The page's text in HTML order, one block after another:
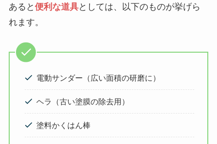
あると 便利な道具としては、以下のものが挙げら
れます。
電動サンダー（広い面積の研磨に）
ヘラ（古い塗膜の除去用）
塗料かくはん棒